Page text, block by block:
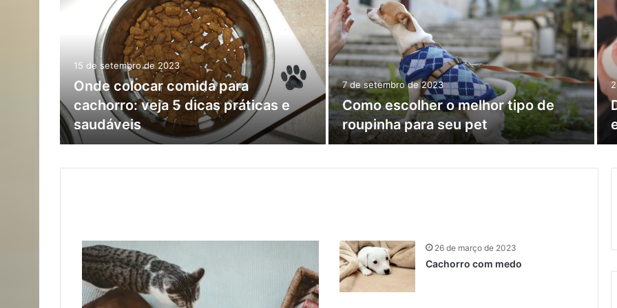
15 de setembro de 2023
Onde colocar comida para
cachorro: veja 5 dicas práticas e
saudáveis
7 de setembro de 2023
Como escolher o melhor tipo de
roupinha para seu pet
26 de março de 2023
Cachorro com medo